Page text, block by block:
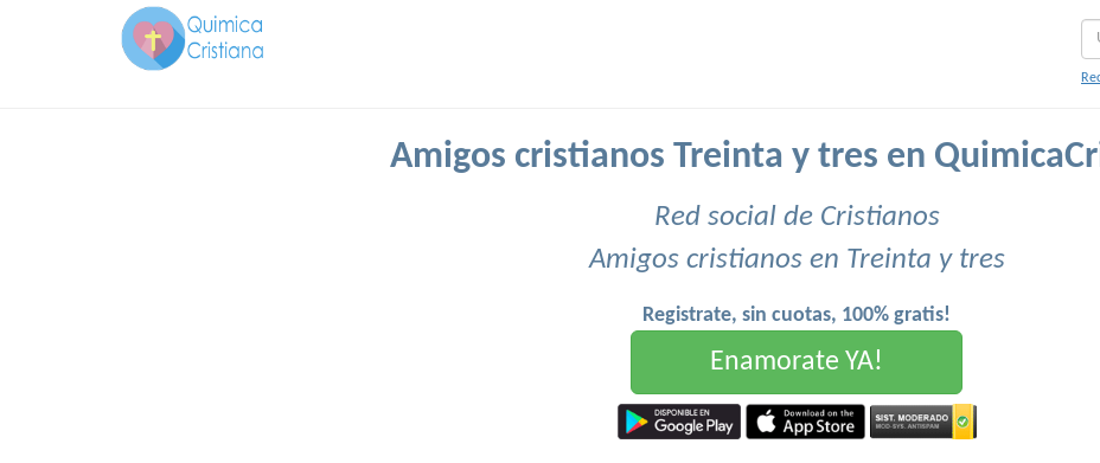
Amigos cristianos Treinta y tres en
Red social de Cristianos
Amigos cristianos en Treinta y tres
Registrate, sin cuotas, 100% gratis!
Enamorate YA!